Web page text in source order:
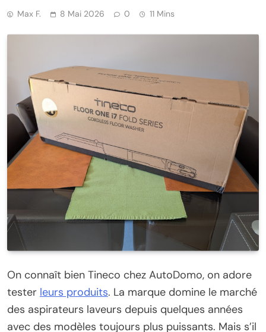
Max F. 8 Mai 2026 0 11 Mins
On connaît bien Tineco chez AutoDomo, on adore
tester leurs produits. La marque domine le marché
des aspirateurs laveurs depuis quelques années
avec des modèles toujours plus puissants. Mais s’il